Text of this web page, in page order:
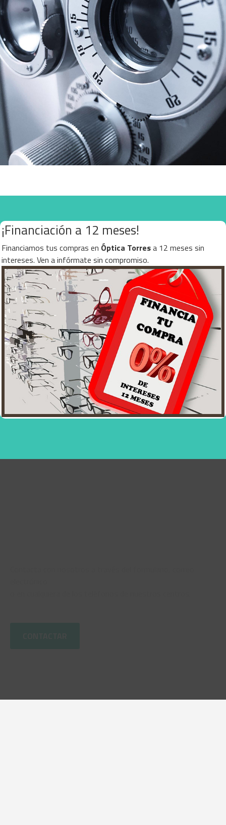
¡Financiación a 12 meses!
Financiamos tus compras en Óptica Torresa 12 meses sin
intereses. Ven a infórmate sin compromiso.